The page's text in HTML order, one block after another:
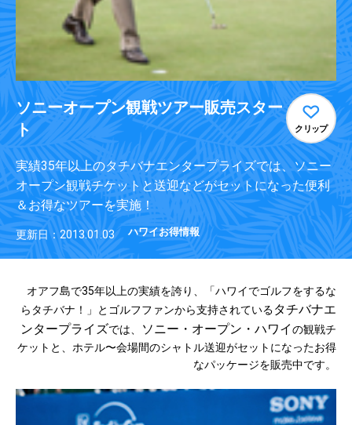
ソニーオープン観戦ツアー販売スター
ト
クリップ
実績35年以上のタチバナエンタープライズでは、ソニー
オープン観戦チケットと送迎などがセットになった便利
＆お得なツアーを実施！
更新日：2013.01.03 ハワイお得情報
オアフ島で35年以上の実績を誇り、「ハワイでゴルフをするな
らタチバナ！」とゴルフファンから支持されているタチバナエ
ンタープライズでは、 ソニー・オープン・ハワイの観戦チ
ケットと、ホテル〜会場間のシャトル送迎がセットになったお得
なパッケージを販売中です。